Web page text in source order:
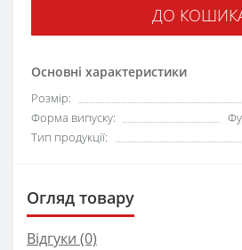
Основні характеристики
Розмір:
Форма випуску:
Тип продукції:
ДО
Огляд товару
Відгуки (0)